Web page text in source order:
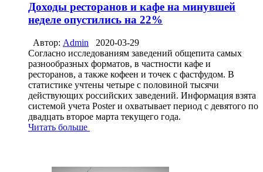
Доходы ресторанов и кафе на минувшей
неделе опустились на 22%
Автор: Admin
2020-03-29
Согласно исследованиям заведений общепита самых
разнообразных форматов, в частности кафе и
ресторанов, а также кофеен и точек с фастфудом. В
статистике учтены четыре с половиной тысячи
действующих российских заведений. Информация взята
системой учета Poster и охватывает период с девятого по
двадцать второе марта текущего года.
Читать больше